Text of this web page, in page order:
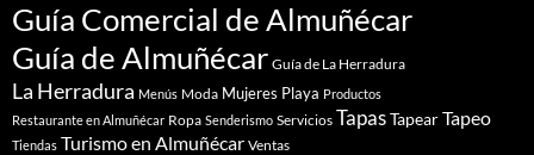
Guía Comercial de Almuñécar
Guía de Almuñécar Guía de La Herradura
La Herradura Menús Moda Mujeres Playa Productos
Restaurante en Almuñécar Ropa Senderismo Servicios TapasTapearTapeo
Tiendas Turismo en Almuñécar Ventas